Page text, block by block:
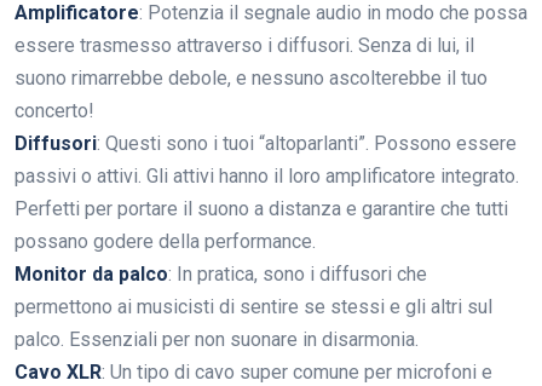
Amplificatore: Potenzia il segnale audio in modo che possa
essere trasmesso attraverso i diffusori. Senza di lui, il
suono rimarrebbe debole, e nessuno ascolterebbe il tuo
concerto!
Diffusori: Questi sono i tuoi “altoparlanti”. Possono essere
passivi o attivi. Gli attivi hanno il loro amplificatore integrato.
Perfetti per portare il suono a distanza e garantire che tutti
possano godere della performance.
Monitor da palco: In pratica, sono i diffusori che
permettono ai musicisti di sentire se stessi e gli altri sul
palco. Essenziali per non suonare in disarmonia.
Cavo XLR: Un tipo di cavo super comune per microfoni e